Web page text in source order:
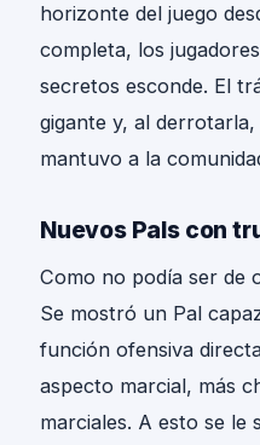
horizonte del juego
completa, los
secretos esconde. El
gigante y, al
mantuvo a la
Nuevos Pals con
Como no podía ser de
Se mostró un Pal
función ofensiva
aspecto marcial, más
marciales. A esto se le